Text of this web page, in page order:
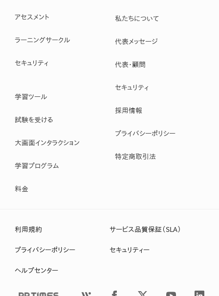
アセスメント
ラーニングサークル
セキュリティ
学習ツール
試験を受ける
大画面インタラクション
学習プログラム
料金
私たちについて
代表メッセージ
代表・顧問
セキュリティ
採用情報
プライバシーポリシー
特定商取引法
利用規約 サービス品質保証（SLA）
プライバシーポリシー セキュリティー
ヘルプセンター